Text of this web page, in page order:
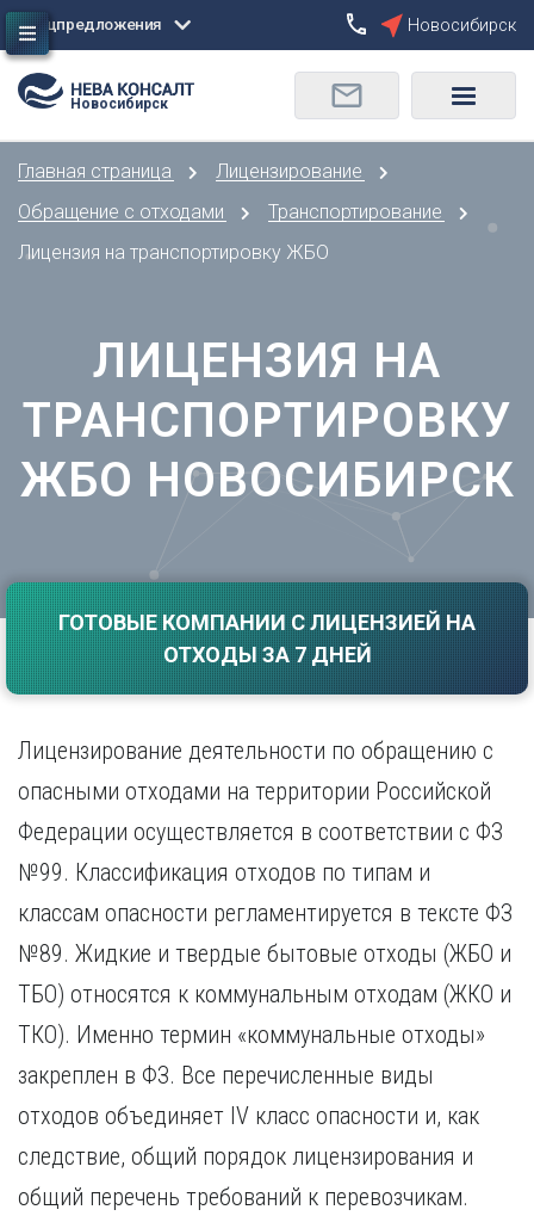
Сбросить
Москва
Санкт-Петербург
Астрахань
Барнаул
Белгород
Брянск
В
Владивосток
Владикавказ
Воронеж
Е
Екатеринбург
Иваново
Иркутск
К
Казань
Калининград
Кемерово
Киров
Краснодар
Курган
Курск
Л
Липецк
О
Орел
Оренбург
Р
Рязань
С
Самара
Саранск
Саратов
Севастополь
Симферополь
Смоленск
Сочи
Ставрополь
Т
Тамбов
Тверь
Тольятти
Томск
Тюмень
У
Улан-Удэ
Ульяновск
Хабаровск
Чебоксары
Спецпредложения Новосибирск
Новосибирск
Главная страница
Лицензирование
Обращение с отходами
Транспортирование
Лицензия на транспортировку ЖБО
ЛИЦЕНЗИЯ НА
ТРАНСПОРТИРОВКУ
ЖБО НОВОСИБИРСК
ГОТОВЫЕ КОМПАНИИ С ЛИЦЕНЗИЕЙ НА
ОТХОДЫ ЗА 7 ДНЕЙ
Лицензирование деятельности по обращению с
опасными отходами на территории Российской
Федерации осуществляется в соответствии с ФЗ
№99. Классификация отходов по типам и
классам опасности регламентируется в тексте ФЗ
№89. Жидкие и твердые бытовые отходы (ЖБО и
ТБО) относятся к коммунальным отходам (ЖКО и
ТКО). Именно термин «коммунальные отходы»
закреплен в ФЗ. Все перечисленные виды
отходов объединяет IV класс опасности и, как
следствие, общий порядок лицензирования и
общий перечень требований к перевозчикам.